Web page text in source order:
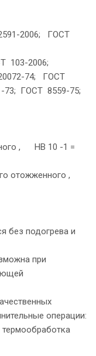
2006; ГОСТ
103-2006;
74; ГОСТ
ГОСТ 8559-75;
, HB 10 -1 =
отожженного ,
без подогрева и
при
операции:
термообработка